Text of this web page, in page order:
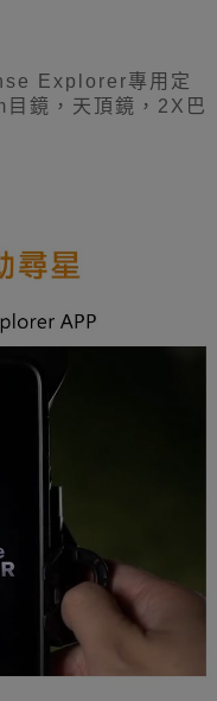
Explorer專用定
鏡，天頂鏡，2X巴